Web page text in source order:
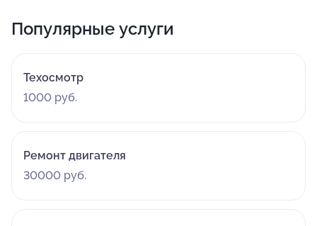
Популярные услуги
Техосмотр
1000 руб.
Ремонт двигателя
30000 руб.